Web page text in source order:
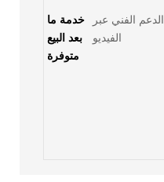
خدمة ما
بعد البيع
متوفرة
الدعم الفني عبر
الفيديو